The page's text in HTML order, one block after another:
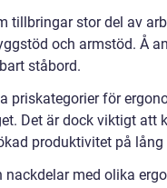
tillbringar stor del av
och armstöd. Å
ståbord.
priskategorier för
Det är dock viktigt
produktivitet på lång
med olika